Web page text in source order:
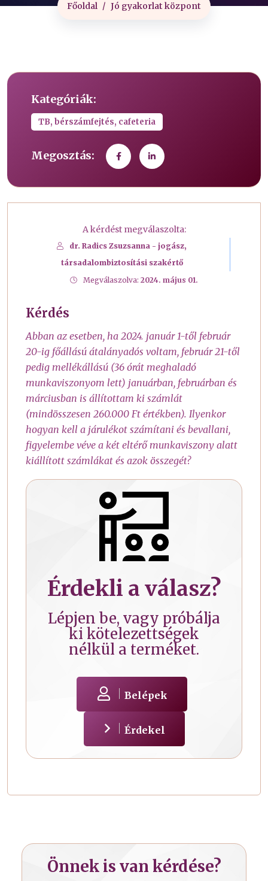
Főoldal Jó gyakorlat központ
Kategóriák:
TB, bérszámfejtés, cafeteria
Megosztás:
A kérdést megválaszolta:
dr. Radics Zsuzsanna - jogász,
társadalombiztosítási szakértő
Megválaszolva: 2024. május 01.
Kérdés
Abban az esetben, ha 2024. január 1-től február
20-ig főállású átalányadós voltam, február 21-től
pedig mellékállású (36 órát meghaladó
munkaviszonyom lett) januárban, februárban és
márciusban is állítottam ki számlát
(mindösszesen 260.000 Ft értékben). Ilyenkor
hogyan kell a járulékot számítani és bevallani,
figyelembe véve a két eltérő munkaviszony alatt
kiállított számlákat és azok összegét?
Érdekli a válasz?
Lépjen be, vagy próbálja
ki kötelezettségek
nélkül a terméket.
Belépek
Érdekel
Önnek is van kérdése?